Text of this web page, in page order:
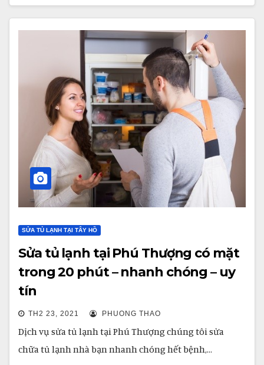
SỬA TỦ LẠNH TẠI TÂY HỒ
Sửa tủ lạnh tại Phú Thượng có mặt
trong 20 phút – nhanh chóng – uy
tín
TH2 23, 2021 PHUONG THAO
Dịch vụ sửa tủ lạnh tại Phú Thượng chúng tôi sửa
chữa tủ lạnh nhà bạn nhanh chóng hết bệnh,…